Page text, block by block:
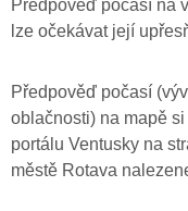
Předpověď počasí na
lze očekávat její
Předpověď počasí
oblačnosti) na mapě
portálu Ventusky na
městě Rotava